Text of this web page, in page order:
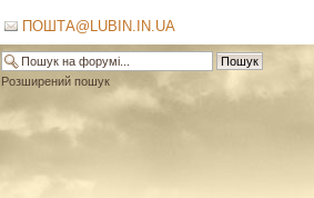
ПОШТА@LUBIN.IN.UA
Розширений пошук